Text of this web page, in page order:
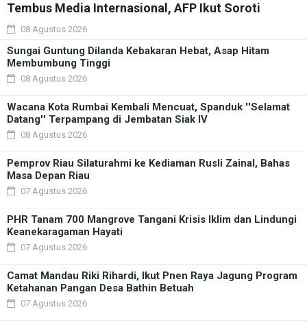
Tembus Media Internasional, AFP Ikut Soroti
08 Agustus 2026
Sungai Guntung Dilanda Kebakaran Hebat, Asap Hitam
Membumbung Tinggi
08 Agustus 2026
Wacana Kota Rumbai Kembali Mencuat, Spanduk ''Selamat
Datang'' Terpampang di Jembatan Siak IV
08 Agustus 2026
Pemprov Riau Silaturahmi ke Kediaman Rusli Zainal, Bahas
Masa Depan Riau
07 Agustus 2026
PHR Tanam 700 Mangrove Tangani Krisis Iklim dan Lindungi
Keanekaragaman Hayati
07 Agustus 2026
Camat Mandau Riki Rihardi, Ikut Pnen Raya Jagung Program
Ketahanan Pangan Desa Bathin Betuah
07 Agustus 2026